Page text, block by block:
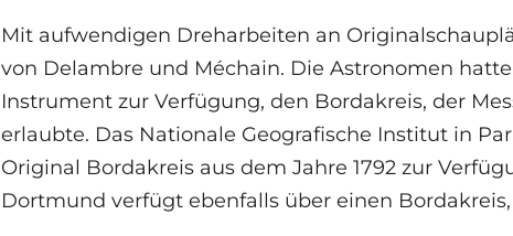
Mit aufwendigen Dreharbeiten an
von Delambre und Méchain. Die Astronomen
Instrument zur Verfügung, den Bordakreis, der
erlaubte. Das Nationale Geografische Institut in
Original Bordakreis aus dem Jahre 1792 zur
Dortmund verfügt ebenfalls über einen